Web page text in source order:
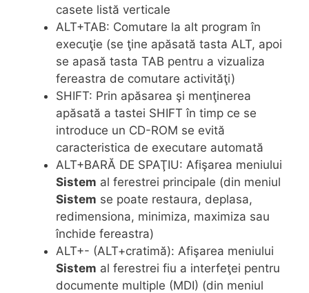
casete listă verticale
ALT+TAB: Comutare la alt program în
execuţie (se ţine apăsată tasta ALT, apoi
se apasă tasta TAB pentru a vizualiza
fereastra de comutare activităţi)
SHIFT: Prin apăsarea şi menţinerea
apăsată a tastei SHIFT în timp ce se
introduce un CD-ROM se evită
caracteristica de executare automată
ALT+BARĂ DE SPAŢIU: Afişarea meniului
Sistem al ferestrei principale (din meniul
Sistem se poate restaura, deplasa,
redimensiona, minimiza, maximiza sau
închide fereastra)
ALT+- (ALT+cratimă): Afişarea meniului
Sistem al ferestrei fiu a interfeţei pentru
documente multiple (MDI) (din meniul